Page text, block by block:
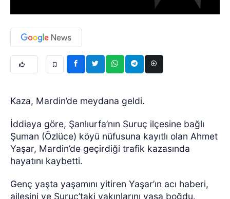
Kaza, Mardin’de meydana geldi.
İddiaya göre, Şanlıurfa’nın Suruç ilçesine bağlı
Şuman (Özlüce) köyü nüfusuna kayıtlı olan Ahmet
Yaşar, Mardin’de geçirdiği trafik kazasında
hayatını kaybetti.
Genç yaşta yaşamını yitiren Yaşar’ın acı haberi,
ailesini ve Suruç’taki yakınlarını yasa boğdu.